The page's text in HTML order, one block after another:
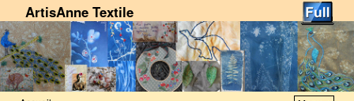
ArtisAnne Textile